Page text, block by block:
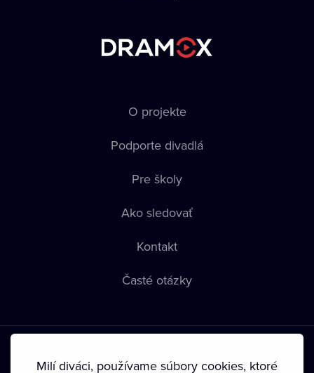
O projekte
Podporte divadlá
Pre školy
Ako sledovať
Kontakt
Časté otázky
Milí diváci, používame súbory cookies, ktoré